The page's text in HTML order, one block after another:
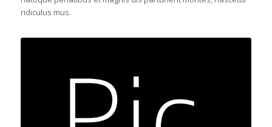
ridiculus mus.